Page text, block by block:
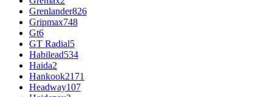
Grenlander826
Gripmax748
Gt6
GT Radial5
Habilead534
Haida2
Hankook2171
Headway107